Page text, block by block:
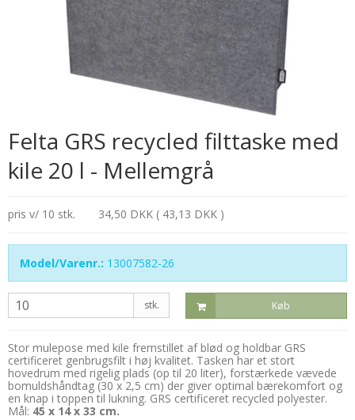
Felta GRS recycled filttaske med
kile 20 l - Mellemgrå
pris v/ 10 stk. 34,50 DKK ( 43,13 DKK )
Model/Varenr.: 13007582-26
stk. Køb
Stor mulepose med kile fremstillet af blød og holdbar GRS
certificeret genbrugsfilt i høj kvalitet. Tasken har et stort
hovedrum med rigelig plads (op til 20 liter), forstærkede vævede
bomuldshåndtag (30 x 2,5 cm) der giver optimal bærekomfort og
en knap i toppen til lukning. GRS certificeret recycled polyester.
Mål: 45 x 14 x 33 cm.